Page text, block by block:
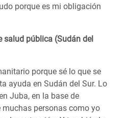
porque es mi obligación
salud pública (Sudán del
porque sé lo que se
ayuda en Sudán del Sur. Lo
Juba, en la base de
muchas personas como yo